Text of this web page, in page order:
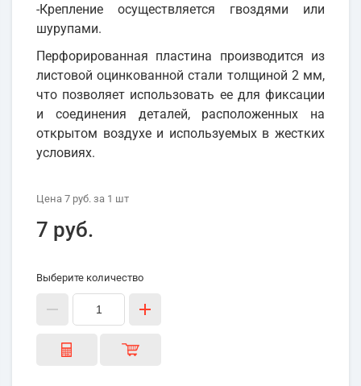
-Крепление осуществляется гвоздями или
шурупами.
Перфорированная пластина производится из
листовой оцинкованной стали толщиной 2 мм,
что позволяет использовать ее для фиксации
и соединения деталей, расположенных на
открытом воздухе и используемых в жестких
условиях.
Цена 7 руб. за 1 шт
7 руб.
Выберите количество